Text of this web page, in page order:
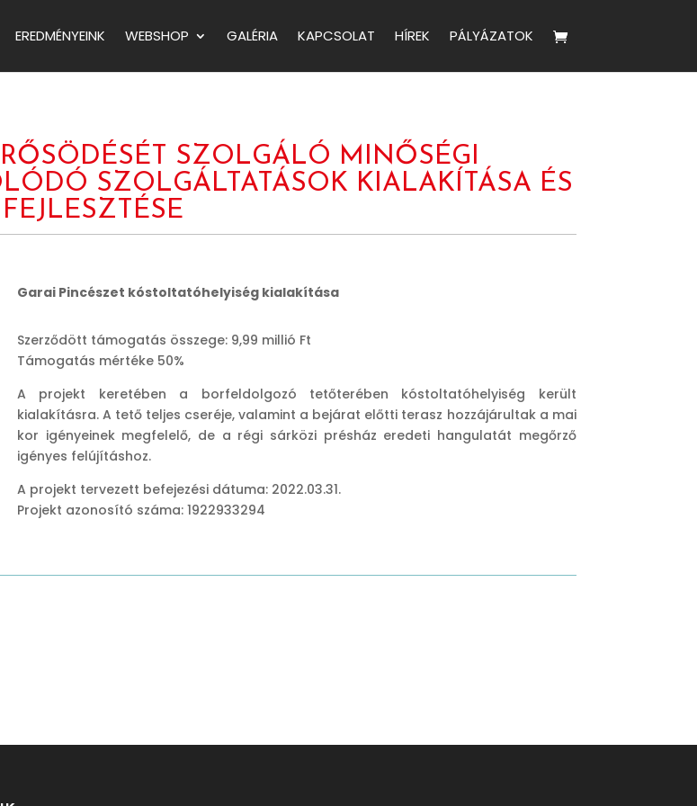
EREDMÉNYEINK WEBSHOP GALÉRIA KAPCSOLAT HÍREK PÁLYÁZATOK
SZOLGÁLÓ MINŐSÉGI
SZOLGÁLTATÁSOK KIALAKÍTÁSA ÉS
FEJLESZTÉSE
Garai Pincészet kóstoltatóhelyiség kialakítása
Szerződött támogatás összege: 9,99 millió Ft
Támogatás mértéke 50%
A projekt keretében a borfeldolgozó tetőterében kóstoltatóhelyiség került
kialakításra. A tető teljes cseréje, valamint a bejárat előtti terasz hozzájárultak a mai
kor igényeinek megfelelő, de a régi sárközi présház eredeti hangulatát megőrző
igényes felújításhoz.
A projekt tervezett befejezési dátuma: 2022.03.31.
Projekt azonosító száma: 1922933294